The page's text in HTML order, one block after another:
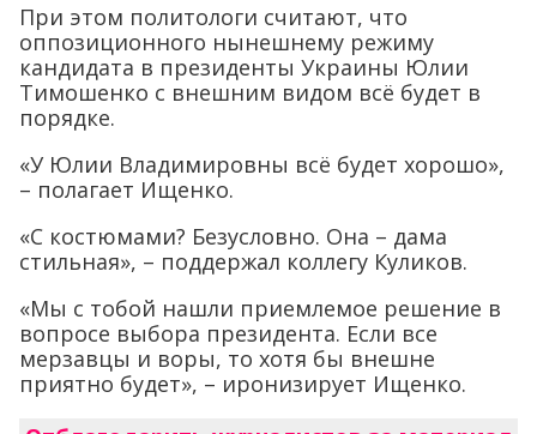
При этом политологи считают, что
оппозиционного нынешнему режиму
кандидата в президенты Украины Юлии
Тимошенко с внешним видом всё будет в
порядке.
«У Юлии Владимировны всё будет хорошо»,
– полагает Ищенко.
«С костюмами? Безусловно. Она – дама
стильная», – поддержал коллегу Куликов.
«Мы с тобой нашли приемлемое решение в
вопросе выбора президента. Если все
мерзавцы и воры, то хотя бы внешне
приятно будет», – иронизирует Ищенко.